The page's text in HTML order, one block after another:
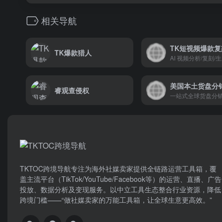
相关导航
TK爆款猎人 TK短视频爆款
AI 视频分析/复刻/
睿观查侵权
一站式全球货盘分
TKTOC跨境导航​专注为海外社媒卖家提供全链路运营工具箱，覆
盖主流平台（TikTok/YouTube/Facebook等）​的运营、直播、广告
投放、数据分析及变现服务。以中立工具生态整合行业资源，降低
跨境门槛——“做社媒卖家的万能工具箱，让全球生意更高效。”